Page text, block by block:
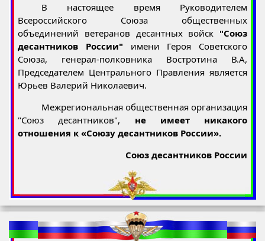
В настоящее время Руководителем
Всероссийского Союза общественных
объединений ветеранов десантных войск "Союз
десантников России" имени Героя Советского
Союза, генерал-полковника Востротина В.А,
Председателем Центрального Правления является
Юрьев Валерий Николаевич.
Межрегиональная общественная организация
"Союз десантников", не имеет никакого
отношения к «Союзу десантников России».
Союз десантников России